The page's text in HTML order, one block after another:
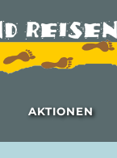
AKTIONEN